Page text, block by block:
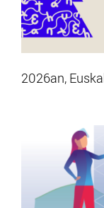
2026an,